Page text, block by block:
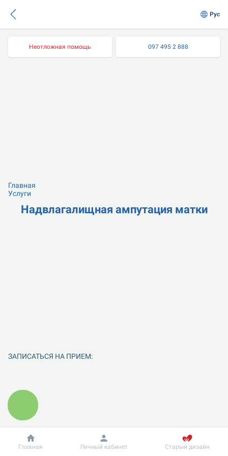
Рус
Неотложная помощь 097 495 2 888
Главная
Услуги
Надвлагалищная ампутация матки
ЗАПИСАТЬСЯ НА ПРИЕМ:
Добробут Информация
Главная Личный кабинет Старый дизайн